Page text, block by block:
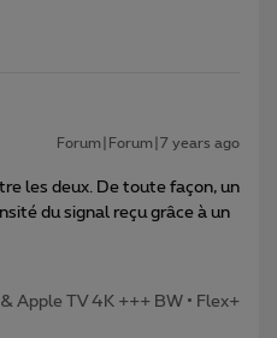
Forum|Forum|7 years ago
les deux. De toute façon, un
du signal reçu grâce à un
Apple TV 4K +++ BW • Flex+